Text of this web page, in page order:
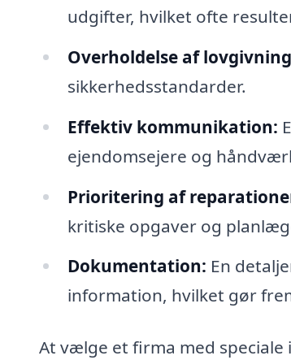
udgifter, hvilket ofte
Overholdelse af
sikkerhedsstandarder.
Effektiv kommunikation:
ejendomsejere og
Prioritering af
kritiske opgaver og
Dokumentation: En
information, hvilket gør
At vælge et firma med